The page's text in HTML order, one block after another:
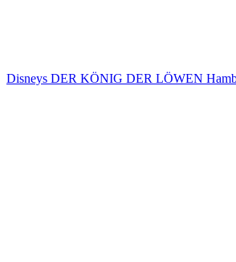
Disneys DER KÖNIG DER LÖWEN